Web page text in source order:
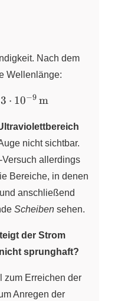
Nach dem
Wellenlänge:
⋅ 10−9 m
nicht sichtbar.
Versuch allerdings
Bereiche, in denen
anschließend
Scheiben sehen.
der Strom
sprunghaft?
zum Erreichen der
Anregen der